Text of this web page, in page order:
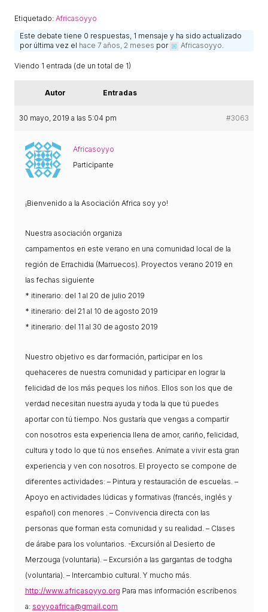
Etiquetado: Africasoyyo
Este debate tiene 0 respuestas, 1 mensaje y ha sido actualizado
por última vez el hace 7 años, 2 meses por Africasoyyo.
Viendo 1 entrada (de un total de 1)
Autor Entradas
30 mayo, 2019 a las 5:04 pm #3063
Africasoyyo
Participante
¡Bienvenido a la Asociación Africa soy yo!
Nuestra asociación organiza
campamentos en este verano en una comunidad local de la
región de Errachidia (Marruecos). Proyectos verano 2019 en
las fechas siguiente
* itinerario: del 1 al 20 de julio 2019
* itinerario: del 21 al 10 de agosto 2019
* itinerario: del 11 al 30 de agosto 2019
Nuestro objetivo es dar formación, participar en los
quehaceres de nuestra comunidad y participar en lograr la
felicidad de los más peques los niños. Ellos son los que de
verdad necesitan nuestra ayuda y toda la que tú puedes
aportar con tú tiempo. Nos gustaría que vengas a compartir
con nosotros esta experiencia llena de amor, cariño, felicidad,
cultura y todo lo que tú nos enseñes. Anímate a vivir esta gran
experiencia y ven con nosotros. El proyecto se compone de
diferentes actividades: – Pintura y restauración de escuelas. –
Apoyo en actividades lúdicas y formativas (francés, inglés y
español) con menores . – Convivencia directa con las
personas que forman esta comunidad y su realidad. – Clases
de árabe para los voluntarios. -Excursión al Desierto de
Merzouga (voluntaria). – Excursión a las gargantas de todgha
(voluntaria). – Intercambio cultural. Y mucho más.
http://www.africasoyyo.org Para mas información escríbenos
a: soyyoafrica@gmail.com
ACCIÓ SOCIAL I JOVES
ESPLAIS
SUPORT TERCER SECTOR
CONEIX FUNDESPLAI
L'equip
Els comptes clars
Proposta educativa
ACTUALITAT
Notícies
Butlletins
Diari de la Fundació
Fundesplai als mitjans
COL·LABORA
Fes voluntariat
Fes un donatiu